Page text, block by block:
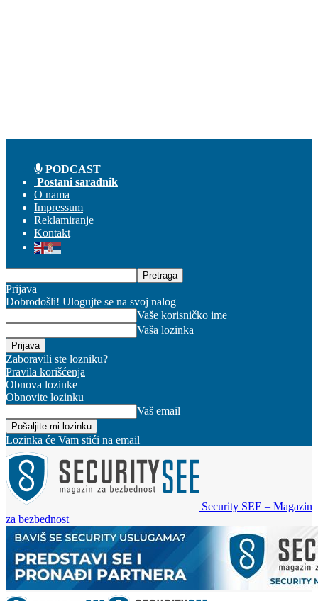
PODCAST
Postani saradnik
O nama
Impressum
Reklamiranje
Kontakt
Prijava
Dobrodošli! Ulogujte se na svoj nalog
Vaše korisničko ime
Vaša lozinka
Zaboravili ste lozniku?
Pravila korišćenja
Obnova lozinke
Obnovite lozinku
Vaš email
Lozinka će Vam stići na email
Security SEE – Magazin
za bezbednost